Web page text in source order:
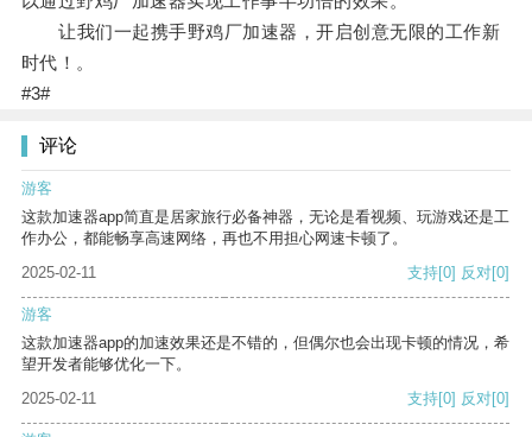
让我们一起携手野鸡厂加速器，开启创意无限的工作新
时代！。
#3#
评论
游客
这款加速器app简直是居家旅行必备神器，无论是看视频、玩游戏还是工
作办公，都能畅享高速网络，再也不用担心网速卡顿了。
2025-02-11
支持[0] 反对[0]
游客
这款加速器app的加速效果还是不错的，但偶尔也会出现卡顿的情况，希
望开发者能够优化一下。
2025-02-11
支持[0] 反对[0]